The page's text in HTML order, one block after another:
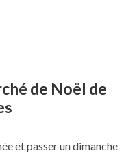
de Noël de
et passer un dimanche